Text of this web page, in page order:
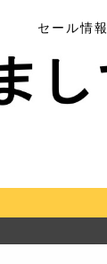
セール情報